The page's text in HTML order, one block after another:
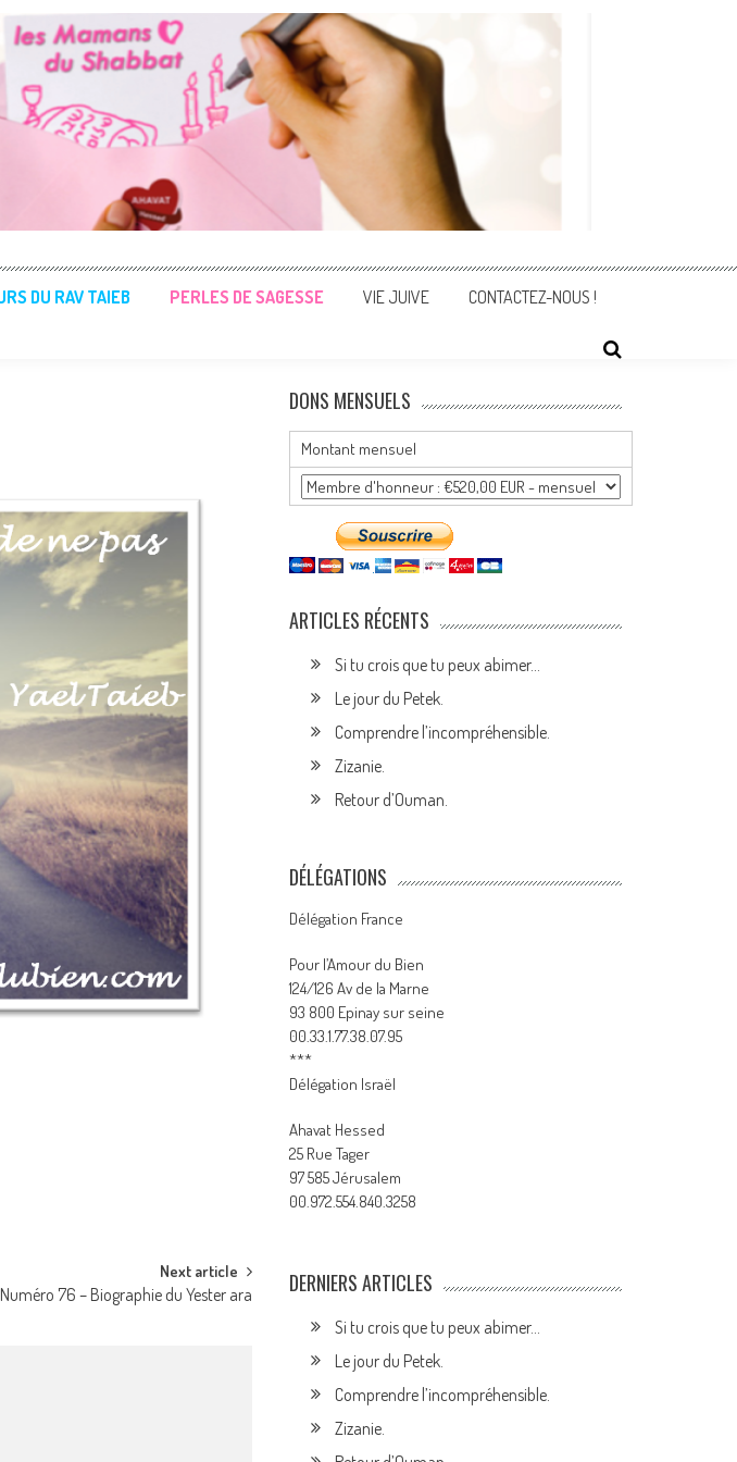
DU RAV TAIEB PERLES DE SAGESSE VIE JUIVE CONTACTEZ-NOUS !
Next article
Numéro 76 – Biographie du Yester ara
DONS MENSUELS
Montant mensuel
ARTICLES RÉCENTS
Si tu crois que tu peux abimer…
Le jour du Petek.
Comprendre l’incompréhensible.
Zizanie.
Retour d’Ouman.
DÉLÉGATIONS
Délégation France
Pour l’Amour du Bien
124/126 Av de la Marne
93 800 Epinay sur seine
00.33.1.77.38.07.95
***
Délégation Israël
Ahavat Hessed
25 Rue Tager
97 585 Jérusalem
00.972.554.840.3258
DERNIERS ARTICLES
Si tu crois que tu peux abimer…
Le jour du Petek.
Comprendre l’incompréhensible.
Zizanie.